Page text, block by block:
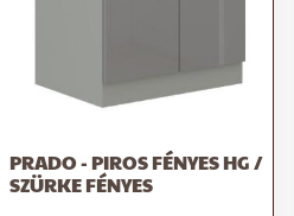
PRADO - PIROS FÉNYES HG /
SZÜRKE FÉNYES